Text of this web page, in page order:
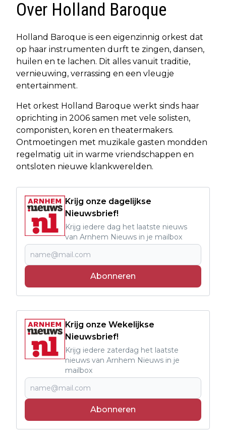
Over Holland Baroque
Holland Baroque is een eigenzinnig orkest dat
op haar instrumenten durft te zingen, dansen,
huilen en te lachen. Dit alles vanuit traditie,
vernieuwing, verrassing en een vleugje
entertainment.
Het orkest Holland Baroque werkt sinds haar
oprichting in 2006 samen met vele solisten,
componisten, koren en theatermakers.
Ontmoetingen met muzikale gasten mondden
regelmatig uit in warme vriendschappen en
ontsloten nieuwe klankwerelden.
Krijg onze dagelijkse
Nieuwsbrief!
Krijg iedere dag het laatste nieuws
van Arnhem Nieuws in je mailbox
Abonneren
Krijg onze Wekelijkse
Nieuwsbrief!
Krijg iedere zaterdag het laatste
nieuws van Arnhem Nieuws in je
mailbox
Abonneren